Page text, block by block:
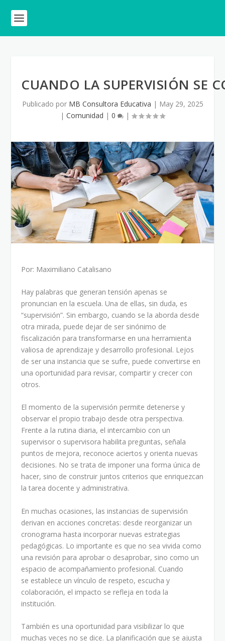
CUANDO LA SUPERVISIÓN SE
Publicado por MB Consultora Educativa | May 29, 2025
| Comunidad | 0 |
Por: Maximiliano Catalisano
Hay palabras que generan tensión apenas se
pronuncian en la escuela. Una de ellas, sin duda, es
“supervisión”. Sin embargo, cuando se la aborda desde
otra mirada, puede dejar de ser sinónimo de
fiscalización para transformarse en una herramienta
valiosa de aprendizaje y desarrollo profesional. Lejos
de ser una instancia que se sufre, puede convertirse en
una oportunidad para revisar, compartir y crecer con
otros.
El momento de la supervisión permite detenerse y
observar el propio trabajo desde otra perspectiva.
Frente a la rutina diaria, el intercambio con un
supervisor o supervisora habilita preguntas, señala
puntos de mejora, reconoce aciertos y orienta nuevas
decisiones. No se trata de imponer una forma única de
hacer, sino de construir juntos criterios que enriquezcan
la tarea docente y administrativa.
En muchas ocasiones, las instancias de supervisión
derivan en acciones concretas: desde reorganizar un
cronograma hasta incorporar nuevas estrategias
pedagógicas. Lo importante es que no sea vivida como
una revisión para aprobar o desaprobar, sino como un
espacio de acompañamiento profesional. Cuando
se establece un vínculo de respeto, escucha y
colaboración, el impacto se refleja en toda la
institución.
También es una oportunidad para visibilizar lo que
muchas veces no se dice. La planificación que se ajusta